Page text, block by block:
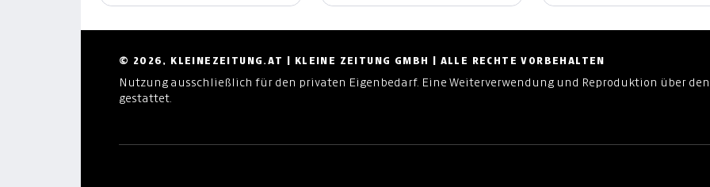
© 2026, KLEINEZEITUNG.AT | KLEINE ZEITUNG GMBH | ALLE RECHTE VORBEHALTEN
Nutzung ausschließlich für den privaten Eigenbedarf. Eine Weiterverwendung und Reproduktion über
gestattet.